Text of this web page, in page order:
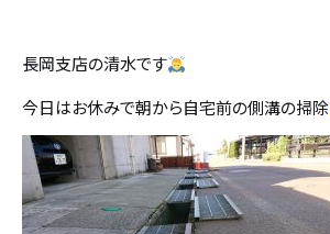
バンホームの家づくり
設計・デザイン
耐震・断熱
フルオーダー住宅
セミオーダー住宅
会社概要
長岡支店の清水です
今日はお休みで朝から自宅前の側溝の掃除